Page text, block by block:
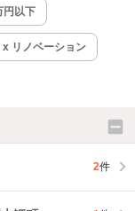
円以下
リノベーション
2件